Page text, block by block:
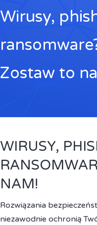
Wirusy,
Zostaw to
WIRUSY,
NAM!
Rozwiązania
niezawodnie ochronią